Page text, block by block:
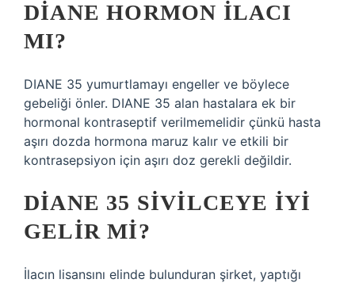
DIANE HORMON ILACI
MI?
DIANE 35 yumurtlamayı engeller ve böylece
gebeliği önler. DIANE 35 alan hastalara ek bir
hormonal kontraseptif verilmemelidir çünkü hasta
aşırı dozda hormona maruz kalır ve etkili bir
kontrasepsiyon için aşırı doz gerekli değildir.
DIANE 35 SIVILCEYE IYI
GELIR MI?
İlacın lisansını elinde bulunduran şirket, yaptığı